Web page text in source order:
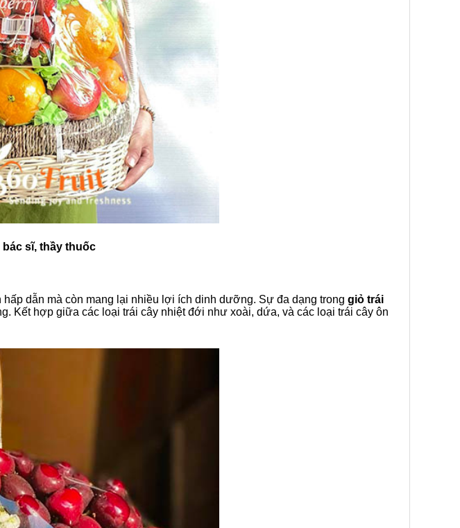
sĩ, thầy thuốc
dẫn mà còn mang lại nhiều lợi ích dinh dưỡng. Sự đa dạng trong giỏ trái
Kết hợp giữa các loại trái cây nhiệt đới như xoài, dứa, và các loại trái cây ôn